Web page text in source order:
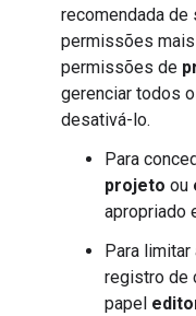
recomendada de
permissões
permissões de
gerenciar todos
desativá-lo.
Para
projeto ou
apropriado
Para
registro de
papel